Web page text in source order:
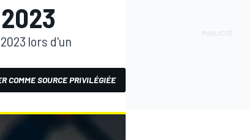
lors d'un
COMME SOURCE PRIVILÉGIÉE